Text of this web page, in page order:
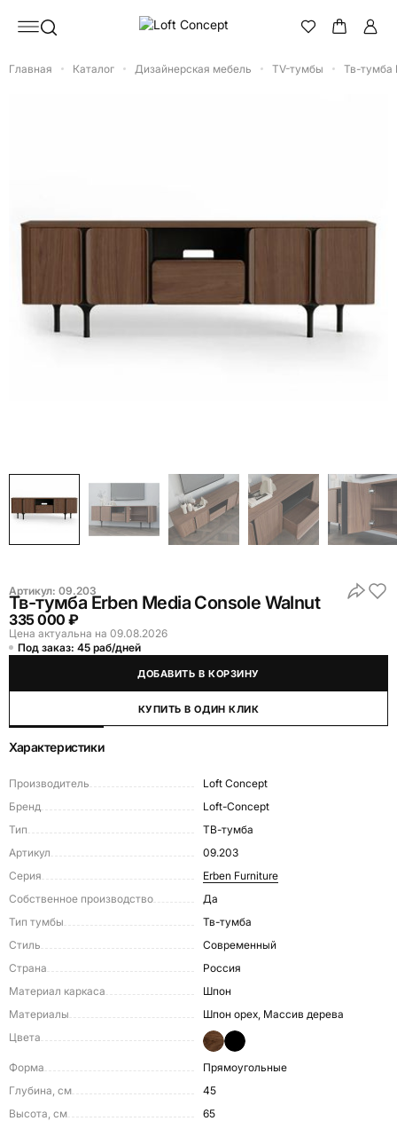
Главная Каталог Дизайнерская мебель TV-тумбы Тв-тумба
Артикул: 09.203
Тв-тумба Erben Media Console Walnut
335 000 ₽
Цена актуальна на 09.08.2026
Под заказ: 45 раб/дней
ДОБАВИТЬ В КОРЗИНУ
КУПИТЬ В ОДИН КЛИК
Характеристики
Производитель
Loft Concept
Бренд
Loft-Concept
Тип
ТВ-тумба
Артикул
09.203
Серия
Erben Furniture
Собственное производство
Да
Тип тумбы
Тв-тумба
Стиль
Современный
Страна
Россия
Материал каркаса
Шпон
Материалы
Шпон орех, Массив дерева
Цвета
Форма
Прямоугольные
Глубина, см
45
Высота, см
65